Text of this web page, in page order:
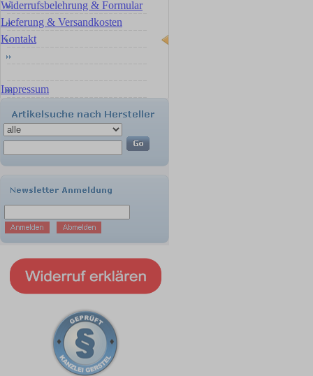
Widerrufsbelehrung & Formular
Lieferung & Versandkosten
Kontakt
Impressum